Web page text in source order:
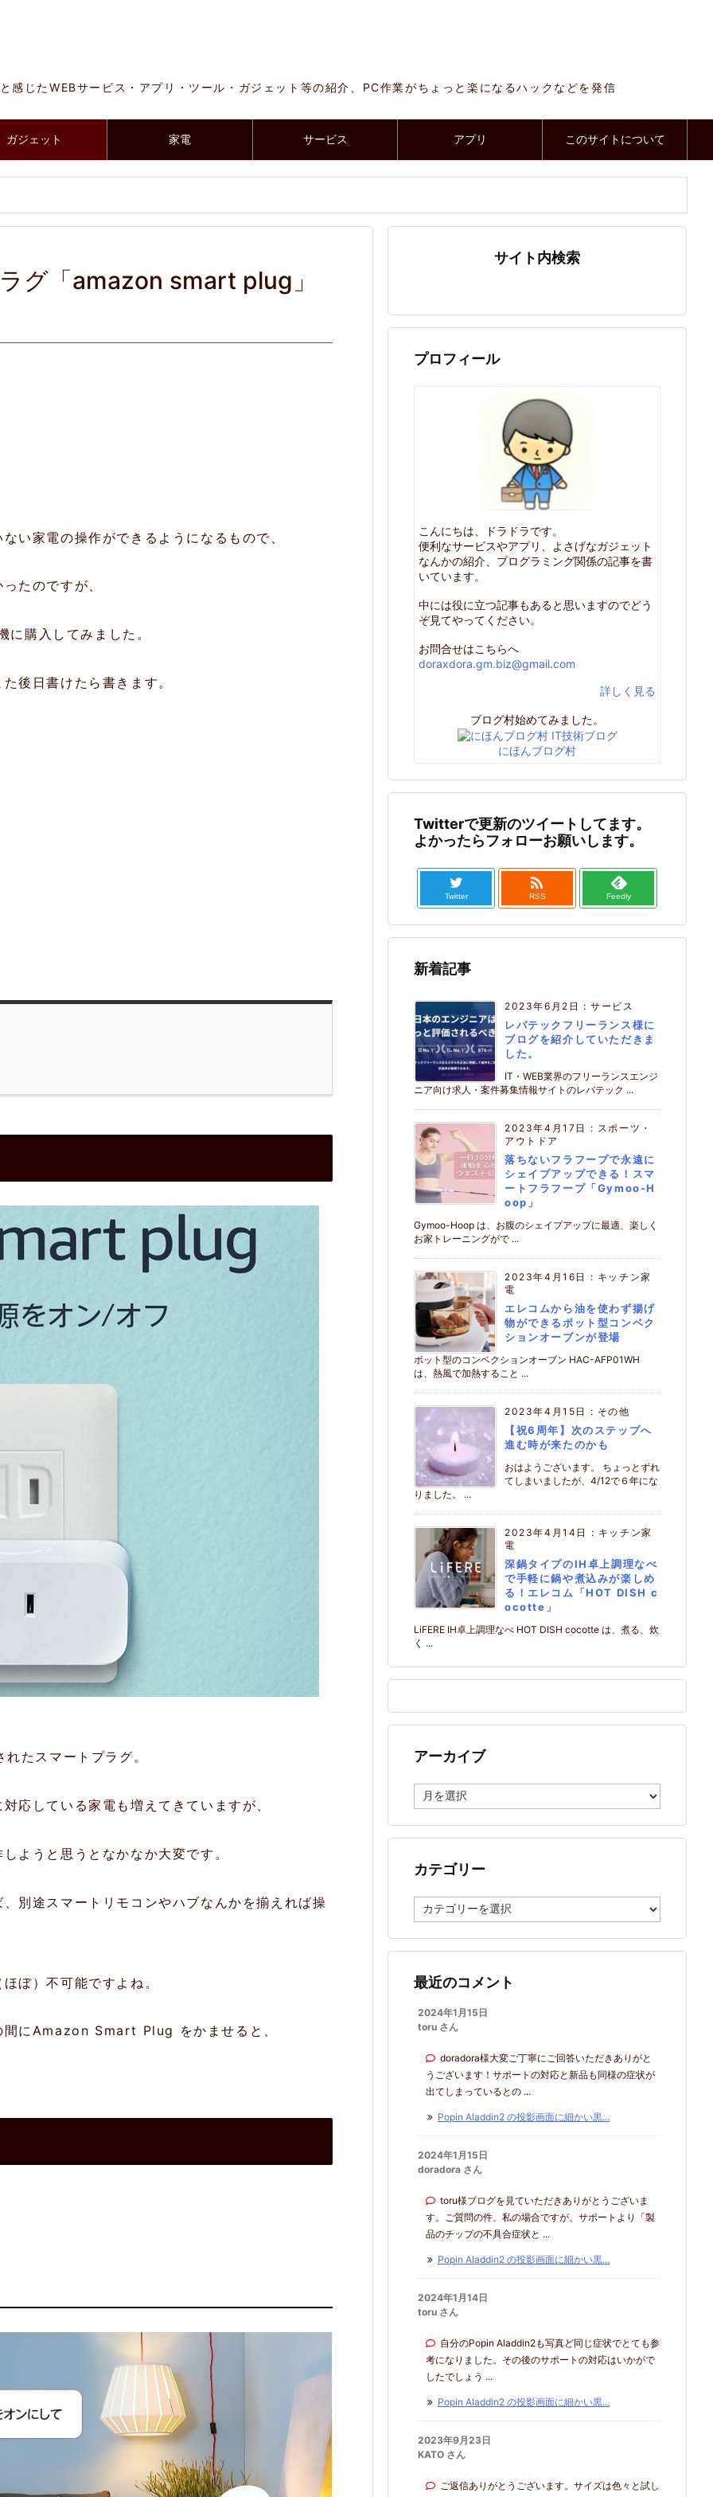
感じたWEBサービス・アプリ・ツール・ガジェット等の紹介、PC作業がちょっと楽になるハックなどを発信
ガジェット 家電 サービス アプリ このサイトについて
グ「amazon smart plug」
い家電の操作ができるようになるもので、
たのですが、
購入してみました。
後日書けたら書きます。
たスマートプラグ。
応している家電も増えてきていますが、
ようと思うとなかなか大変です。
別途スマートリモコンやハブなんかを揃えれば操
ぼ）不可能ですよね。
間にAmazon Smart Plug をかませると、
サイト内検索
プロフィール
こんにちは、ドラドラです。
便利なサービスやアプリ、よさげなガジェット
なんかの紹介、プログラミング関係の記事を書
いています。
中には役に立つ記事もあると思いますのでどう
ぞ見てやってください。
お問合せはこちらへ
doraxdora.gm.biz@gmail.com
詳しく見る
ブログ村始めてみました。
にほんブログ村
Twitterで更新のツイートしてます。
よかったらフォローお願いします。
Twitter

RSS Feedly
新着記事
2023年6月2日 :サービス
レバテックフリーランス様に
ブログを紹介していただきま
した。
IT・WEB業界のフリーランスエンジ
ニア向け求人・案件募集情報サイトのレバテック ...
2023年4月17日 : スポーツ・
アウトドア
落ちないフラフープで永遠に
シェイプアップできる！スマ
ートフラフープ「Gymoo-H
oop」
Gymoo-Hoop は、お腹のシェイプアップに最適、楽しく
お家トレーニングがで ...
2023年4月16日 : キッチン家
電
エレコムから油を使わず揚げ
物ができるポット型コンベク
ションオーブンが登場
ポット型のコンベクションオーブン HAC-AFP01WH
は、熱風で加熱すること ...
2023年4月15日 : その他
【祝6周年】次のステップへ
進む時が来たのかも
おはようございます。 ちょっとずれ
てしまいましたが、4/12で６年にな
りました。 ...
2023年4月14日 : キッチン家
電
深鍋タイプのIH卓上調理なべ
で手軽に鍋や煮込みが楽しめ
る！エレコム「HOT DISH c
ocotte」
LiFERE IH卓上調理なべ HOT DISH cocotte は、煮る、炊
く ...
アーカイブ
ー
イ
カテゴリー
テ
リ
最近のコメント
2024年1月15日
toru さん
doradora様大変ご丁寧にご回答いただきありがと
うございます！サポートの対応と新品も同様の症状が
出てしまっているとの ...
Popin Aladdin2 の投影画面に細かい黒...
2024年1月15日
doradora さん
toru様ブログを見ていただきありがとうございま
す。ご質問の件、私の場合ですが、サポートより「製
品のチップの不具合症状と ...
Popin Aladdin2 の投影画面に細かい黒...
2024年1月14日
toru さん
自分のPopin Aladdin2も写真ど同じ症状でとても参
考になりました。その後のサポートの対応はいかがで
したでしょう ...
Popin Aladdin2 の投影画面に細かい黒...
2023年9月23日
KATO さん
ご返信ありがとうございます。サイズは色々と試し